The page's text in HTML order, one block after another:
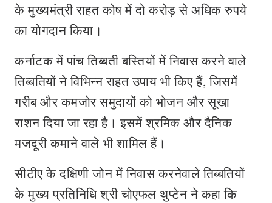
के मुख्यमंत्री राहत कोष में दो करोड़ से अधिक रुपये
का योगदान किया।
कर्नाटक में पांच तिब्बती बस्तियों में निवास करने वाले
तिब्बतियों ने विभिन्न राहत उपाय भी किए हैं, जिसमें
गरीब और कमजोर समुदायों को भोजन और सूखा
राशन दिया जा रहा है। इसमें श्रमिक और दैनिक
मजदूरी कमाने वाले भी शामिल हैं।
सीटीए के दक्षिणी जोन में निवास करनेवाले तिब्बतियों
के मुख्य प्रतिनिधि श्री चोएफल थुप्टेन ने कहा कि